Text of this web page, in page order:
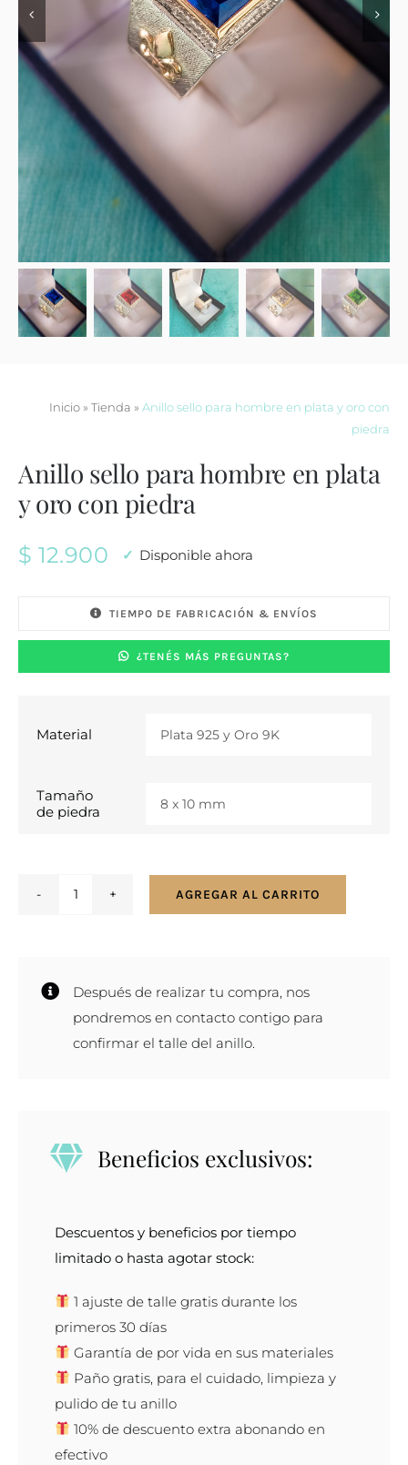
Contacto
Inicio» Tienda » Anillo sello para hombre en plata y oro con
piedra
Anillo sello para hombre en plata
y oro con piedra
$ 12.900 Disponible ahora
TIEMPO DE FABRICACIÓN & ENVÍOS
¿TENÉS MÁS PREGUNTAS?
Material
Tamaño
de piedra
cantidad
AGREGAR AL CARRITO
Después de realizar tu compra, nos
pondremos en contacto contigo para
confirmar el talle del anillo.
Beneficios exclusivos:
Descuentos y beneficios por tiempo
limitado o hasta agotar stock:
1 ajuste de talle gratis durante los
primeros 30 días
Garantía de por vida en sus materiales
Paño gratis, para el cuidado, limpieza y
pulido de tu anillo
10% de descuento extra abonando en
efectivo